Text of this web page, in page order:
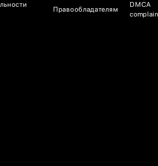
Правообладателям
DMCA
complain